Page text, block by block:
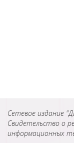
Сетевое издание
Свидетельство о
информационных